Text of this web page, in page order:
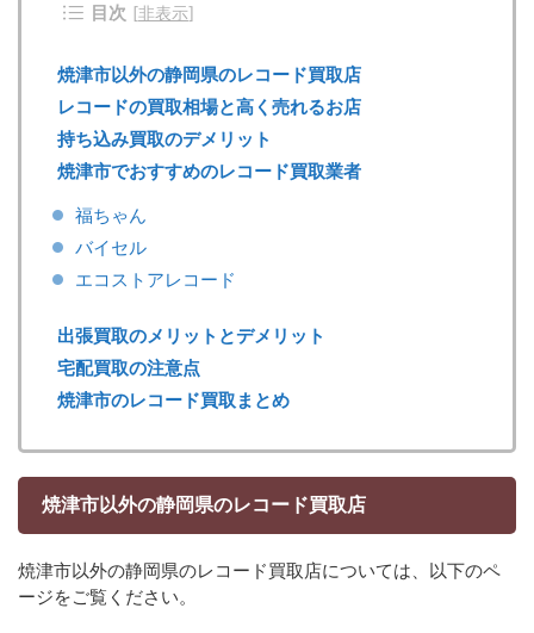
目次 [非表示]
焼津市以外の静岡県のレコード買取店
レコードの買取相場と高く売れるお店
持ち込み買取のデメリット
焼津市でおすすめのレコード買取業者
福ちゃん
バイセル
エコストアレコード
出張買取のメリットとデメリット
宅配買取の注意点
焼津市のレコード買取まとめ
焼津市以外の静岡県のレコード買取店
焼津市以外の静岡県のレコード買取店については、以下のペ
ージをご覧ください。